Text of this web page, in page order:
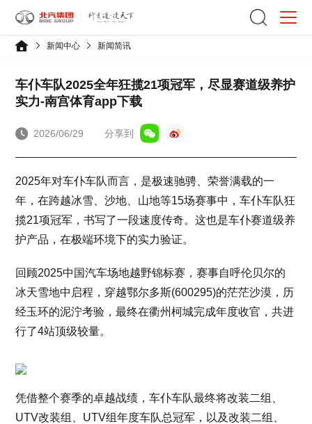
新闻中心 新闻简讯
车仆车队2025全年狂揽21项冠军，尽显赛道级养护
实力-南宫体育app下载
2026/06/29 分享到
2025年对车仆车队而言，是极速驰骋、荣誉满载的一
年，在跨越冰雪、沙地、山地等15场赛事中，车仆车队狂
揽21项冠军，书写了一段速度传奇。这也是车仆赛道级养
护产品，在极端环境下的实力验证。
回顾2025中国汽车场地越野锦标赛，赛事自呼伦贝尔的
冰天雪地中启程，穿越鄂尔多斯(600295)的茫茫沙漠，历
经玉环的泥泞考验，最终在衢州柯城完成年度收官，共进
行了4站顶级较量。
凭借整个赛季的卓越战绩，车仆车队最终将改装二组、
UTV改装组、UTV组年度车队总冠军，以及改装二组、